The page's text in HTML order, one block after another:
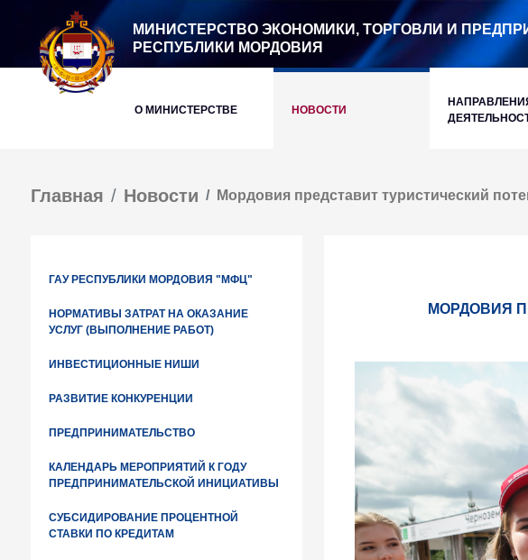
МИНИСТЕРСТВО ЭКОНОМИКИ, ТОРГОВЛИ И
РЕСПУБЛИКИ МОРДОВИЯ
О МИНИСТЕРСТВЕ НОВОСТИ
Главная Новости Мордовия представит туристический
ГАУ РЕСПУБЛИКИ МОРДОВИЯ "МФЦ"
НОРМАТИВЫ ЗАТРАТ НА ОКАЗАНИЕ
УСЛУГ (ВЫПОЛНЕНИЕ РАБОТ)
ИНВЕСТИЦИОННЫЕ НИШИ
РАЗВИТИЕ КОНКУРЕНЦИИ
ПРЕДПРИНИМАТЕЛЬСТВО
КАЛЕНДАРЬ МЕРОПРИЯТИЙ К ГОДУ
ПРЕДПРИНИМАТЕЛЬСКОЙ ИНИЦИАТИВЫ
СУБСИДИРОВАНИЕ ПРОЦЕНТНОЙ
СТАВКИ ПО КРЕДИТАМ
МОРДОВИЯ